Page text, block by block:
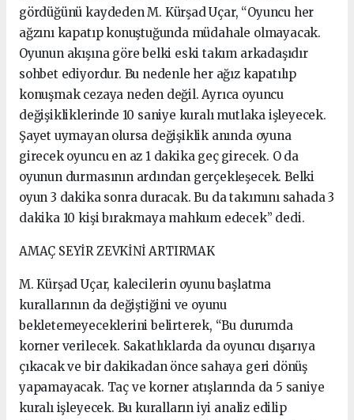
gördüğünü kaydeden M. Kürşad Uçar, “Oyuncu her
ağzını kapatıp konuştuğunda müdahale olmayacak.
Oyunun akışına göre belki eski takım arkadaşıdır
sohbet ediyordur. Bu nedenle her ağız kapatılıp
konuşmak cezaya neden değil. Ayrıca oyuncu
değişikliklerinde 10 saniye kuralı mutlaka işleyecek.
Şayet uymayan olursa değişiklik anında oyuna
girecek oyuncu en az 1 dakika geç girecek. O da
oyunun durmasının ardından gerçekleşecek. Belki
oyun 3 dakika sonra duracak. Bu da takımını sahada 3
dakika 10 kişi bırakmaya mahkum edecek” dedi.
AMAÇ SEYİR ZEVKİNİ ARTIRMAK
M. Kürşad Uçar, kalecilerin oyunu başlatma
kurallarının da değiştiğini ve oyunu
bekletemeyeceklerini belirterek, “Bu durumda
korner verilecek. Sakatlıklarda da oyuncu dışarıya
çıkacak ve bir dakikadan önce sahaya geri dönüş
yapamayacak. Taç ve korner atışlarında da 5 saniye
kuralı işleyecek. Bu kuralların iyi analiz edilip